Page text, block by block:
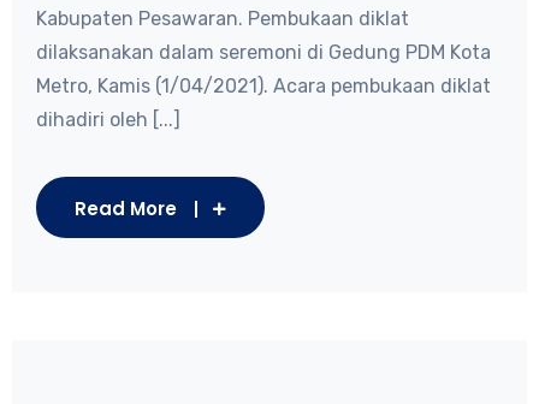
Kabupaten Pesawaran. Pembukaan diklat
dilaksanakan dalam seremoni di Gedung PDM Kota
Metro, Kamis (1/04/2021). Acara pembukaan diklat
dihadiri oleh [...]
Read More